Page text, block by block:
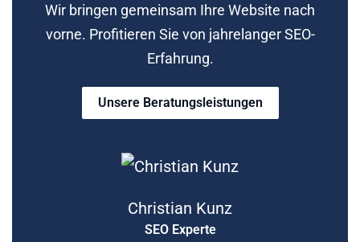
Wir bringen gemeinsam Ihre Website nach
vorne. Profitieren Sie von jahrelanger SEO-
Erfahrung.
Unsere Beratungsleistungen
Christian Kunz
SEO Experte